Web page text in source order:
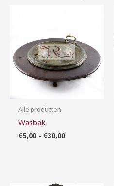
Alle producten
Wasbak
€5,00 - €30,00
€30,00